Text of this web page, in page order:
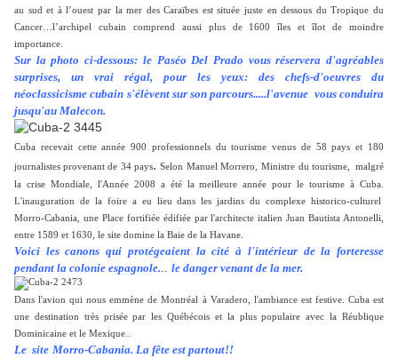
au sud et à l’ouest par la mer des Caraïbes est située juste en dessous du Tropique du
Cancer…l’archipel cubain comprend aussi plus de 1600 îles et îlot de moindre
importance.
Sur la photo ci-dessous: le Paséo Del Prado vous réservera d'agréables
surprises, un vrai régal, pour les yeux: des chefs-d'oeuvres du
néoclassicisme cubain s'élèvent sur son parcours.....l'avenue vous conduira
jusqu'au Malecon.
Cuba recevait cette année 900 professionnels du tourisme venus de 58 pays et 180
journalistes provenant de 34 pays. Selon Manuel Morrero,
Ministre du tourisme, malgré
la crise Mondiale, l'Année 2008 a été la meilleure année pour le tourisme à Cuba.
L'inauguration de la foire a eu lieu dans les jardins du complexe historico-culturel
Morro-Cabania , une Place fortifiée édifiée par l'architecte italien Juan Bautista Antonelli,
entre 1589 et 1630, le site domine la Baie de la Havane.
Voici les canons qui protégeaient la cité à l'intérieur de la forteresse
pendant la colonie espagnole... le danger venant de la mer.
Dans l'avion qui nous emmène de Montréal à Varadero, l'ambiance est festive. Cuba est
une destination très prisée par les Québécois et la plus populaire avec la Réublique
Dominicaine et le Mexique..
Le site Morro-Cabania. La fête est partout!!